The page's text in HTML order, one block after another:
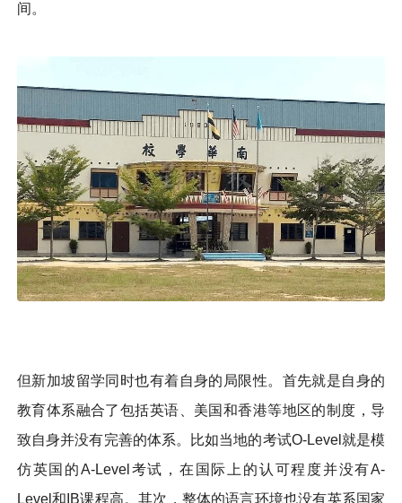
间。
但新加坡留学同时也有着自身的局限性。首先就是自身的
教育体系融合了包括英语、美国和香港等地区的制度，导
致自身并没有完善的体系。比如当地的考试O-Level就是模
仿英国的A-Level考试，在国际上的认可程度并没有A-
Level和IB课程高。其次，整体的语言环境也没有英系国家